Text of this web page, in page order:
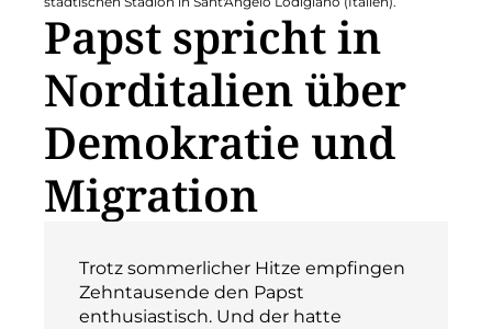
Papst spricht in
Norditalien über
Demokratie und
Migration
Trotz sommerlicher Hitze empfingen
Zehntausende den Papst
enthusiastisch. Und der hatte